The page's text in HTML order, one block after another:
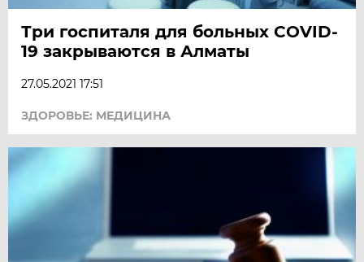
Три госпиталя для больных COVID-
19 закрываются в Алматы
27.05.2021 17:51
ЗДОРОВЬЕ: МЕДИЦИНА